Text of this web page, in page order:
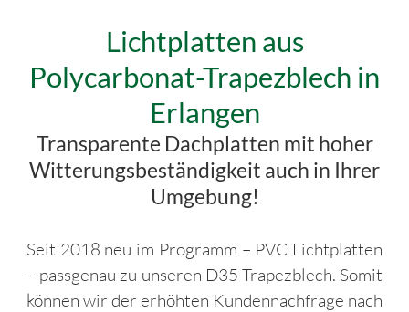
Lichtplatten aus
Polycarbonat-Trapezblech in
Erlangen
Transparente Dachplatten mit hoher
Witterungsbeständigkeit auch in Ihrer
Umgebung!
Seit 2018 neu im Programm – PVC Lichtplatten
– passgenau zu unseren D35 Trapezblech. Somit
können wir der erhöhten Kundennachfrage nach